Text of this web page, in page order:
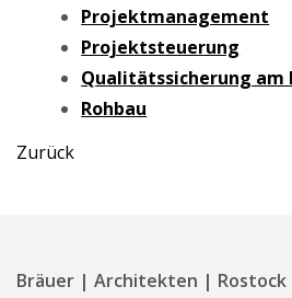
Projektmanagement
Projektsteuerung
Qualitätssicherung am
Rohbau
Zurück
Bräuer | Architekten | Rostock